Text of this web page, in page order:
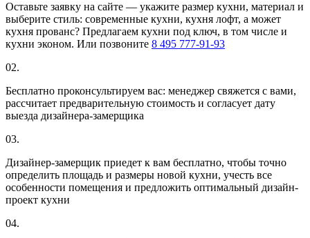
Оставьте заявку на сайте — укажите размер кухни, материал и
выберите стиль: современные кухни, кухня лофт, а может
кухня прованс? Предлагаем кухни под ключ, в том числе и
кухни эконом. Или позвоните 8 495 777-91-93
02.
Бесплатно проконсультируем вас: менеджер свяжется с вами,
рассчитает предварительную стоимость и согласует дату
выезда дизайнера-замерщика
03.
Дизайнер-замерщик приедет к вам бесплатно, чтобы точно
определить площадь и размеры новой кухни, учесть все
особенности помещения и предложить оптимальный дизайн-
проект кухни
04.